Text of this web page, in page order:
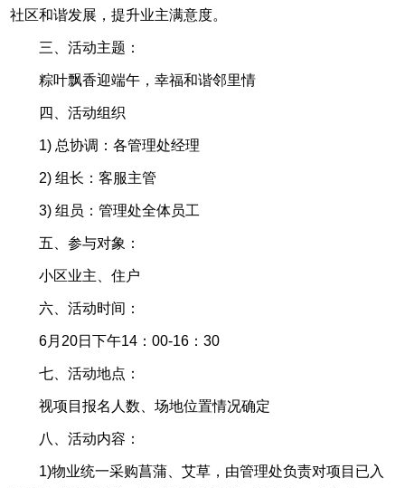
社区和谐发展，提升业主满意度。
三、活动主题：
粽叶飘香迎端午，幸福和谐邻里情
四、活动组织
1) 总协调：各管理处经理
2) 组长：客服主管
3) 组员：管理处全体员工
五、参与对象：
小区业主、住户
六、活动时间：
6月20日下午14：00-16：30
七、活动地点：
视项目报名人数、场地位置情况确定
八、活动内容：
1)物业统一采购菖蒲、艾草，由管理处负责对项目已入